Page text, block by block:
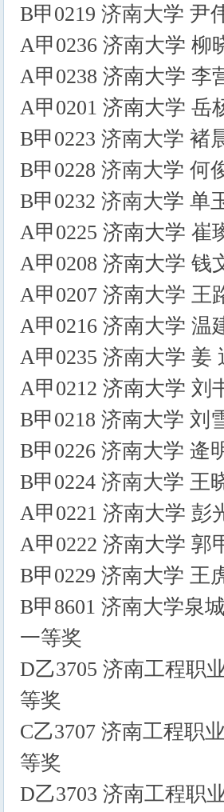
B甲0219 济南大学 尹
A甲0236 济南大学 柳
A甲0238 济南大学 李
A甲0201 济南大学 岳
B甲0223 济南大学 褚
B甲0228 济南大学 何
B甲0232 济南大学 单
A甲0225 济南大学 崔
A甲0208 济南大学 钱
A甲0207 济南大学 王
A甲0216 济南大学 温
A甲0235 济南大学 姜
A甲0212 济南大学 刘
B甲0218 济南大学 刘
B甲0226 济南大学 逄
B甲0224 济南大学 王
A甲0221 济南大学 彭
A甲0222 济南大学 郭
B甲0229 济南大学 王
B甲8601 济南大学泉
一等奖
D乙3705 济南工程职
等奖
C乙3707 济南工程职
等奖
D乙3703 济南工程职